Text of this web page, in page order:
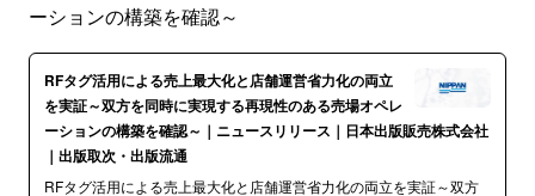
ーションの構築を確認～
RFタグ活用による売上最大化と店舗運営省力化の両立
を実証～双方を同時に実現する再現性のある売場オペレ
ーションの構築を確認～｜ニュースリリース｜日本出版販売株式会社
｜出版取次・出版流通
RFタグ活用による売上最大化と店舗運営省力化の両立を実証～双方